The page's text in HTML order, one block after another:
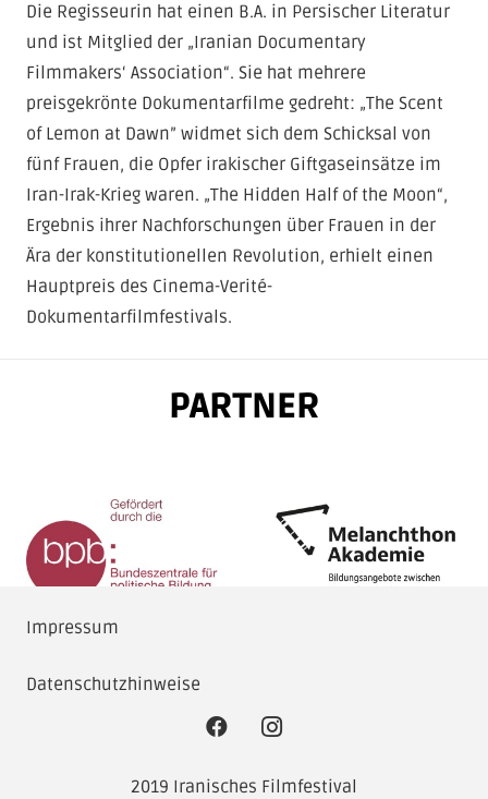
VIDEO LADEN
Die Regisseurin hat einen B.A. in Persischer Literatur
und ist Mitglied der „Iranian Documentary
Filmmakers‘ Association“. Sie hat mehrere
preisgekrönte Dokumentarfilme gedreht: „The Scent
of Lemon at Dawn” widmet sich dem Schicksal von
fünf Frauen, die Opfer irakischer Giftgaseinsätze im
Iran-Irak-Krieg waren. „The Hidden Half of the Moon“,
Ergebnis ihrer Nachforschungen über Frauen in der
Ära der konstitutionellen Revolution, erhielt einen
Hauptpreis des Cinema-Verité-
Dokumentarfilmfestivals.
PARTNER
Impressum
Datenschutzhinweise
2019 Iranisches Filmfestival